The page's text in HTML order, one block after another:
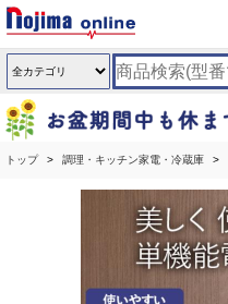
トップ 調理・キッチン家電・冷蔵庫